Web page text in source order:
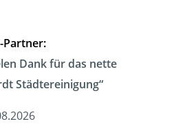
Dank für das nette
Städtereinigung